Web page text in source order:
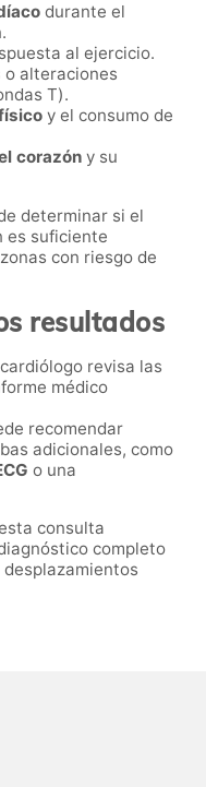
durante el
al ejercicio.
o alteraciones
T).
y el consumo de
corazón y su
determinar si el
es suficiente
con riesgo de
resultados
revisa las
médico
recomendar
adicionales, como
o una
consulta
completo